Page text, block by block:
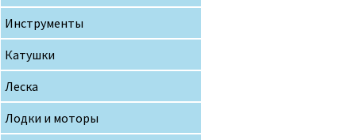
Инструменты
Катушки
Леска
Лодки и моторы